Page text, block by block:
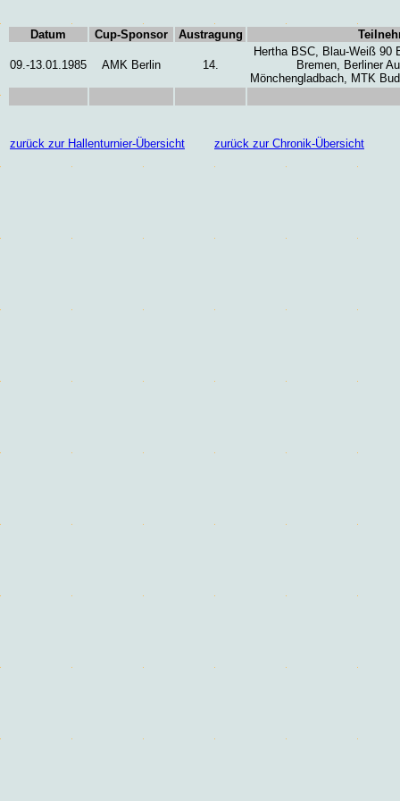
Datum Cup-Sponsor Austragung
09.-13.01.1985 AMK Berlin 14.
Hertha BSC, Blau-Weiß 90
Bremen, Berliner
Mönchengladbach, MTK
zurück zur Hallenturnier-Übersicht zurück zur Chronik-Übersicht